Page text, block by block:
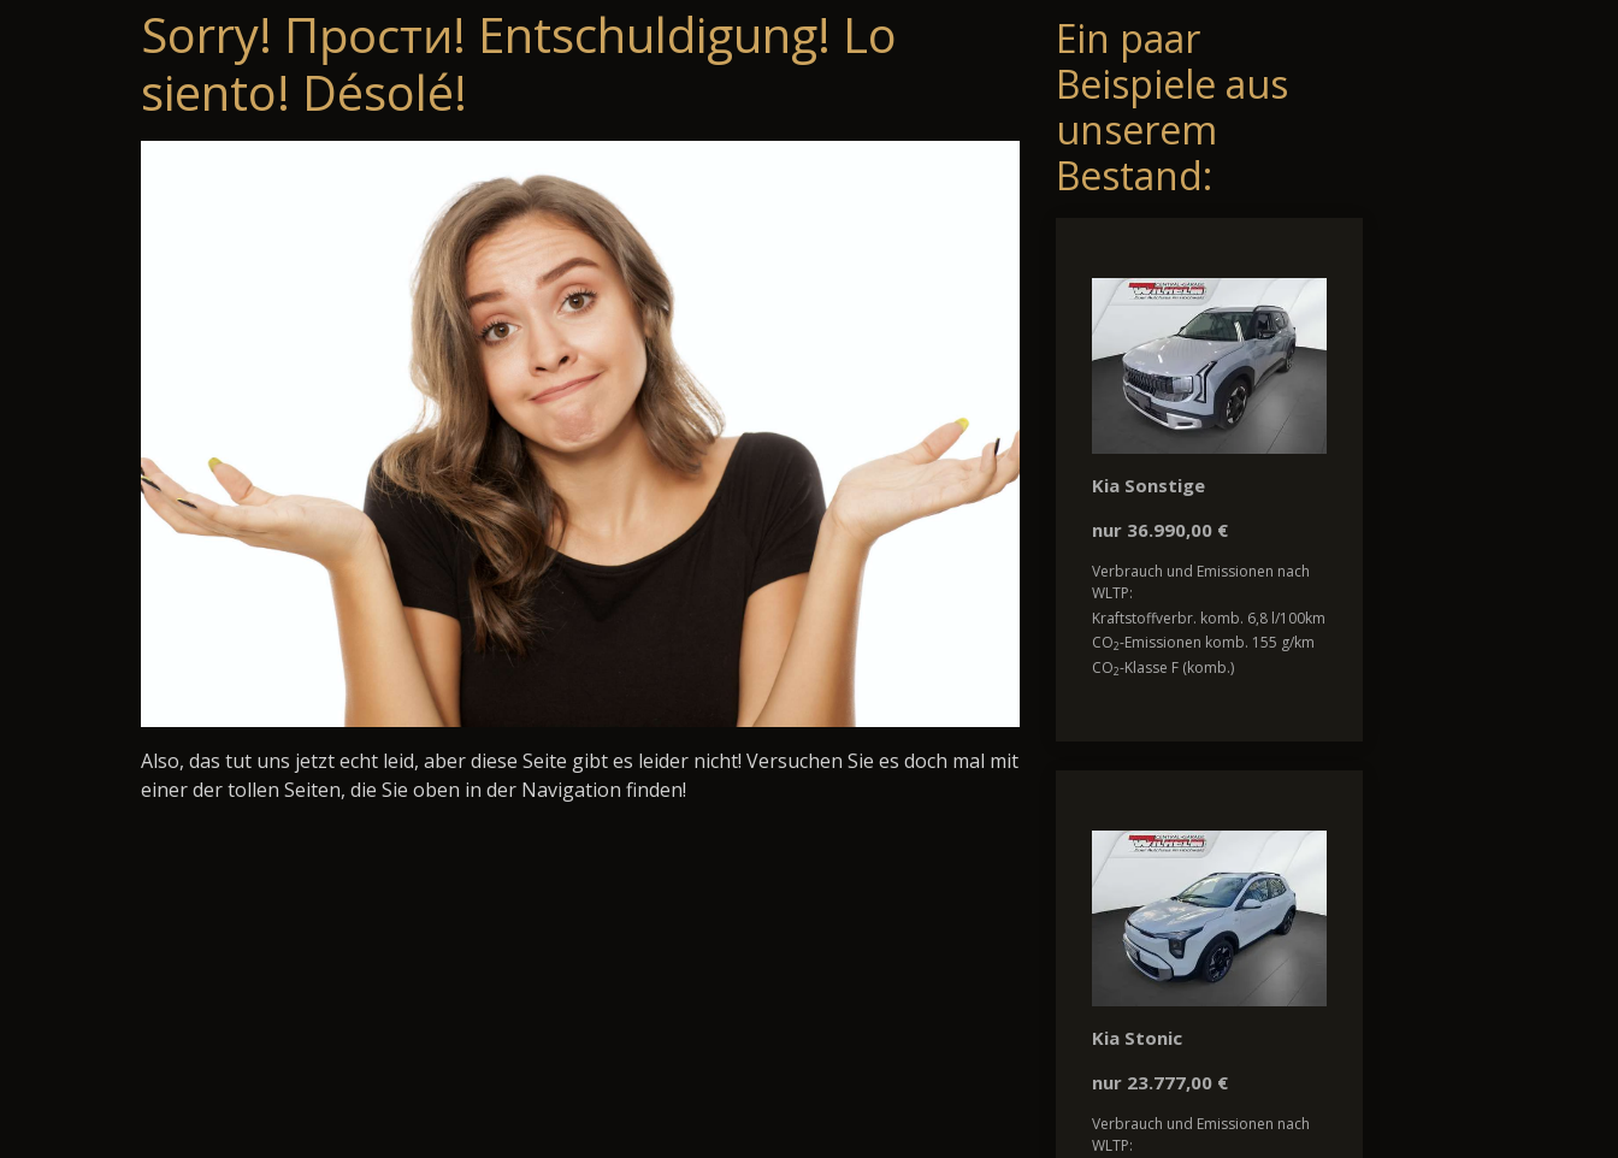
Sorry! Прости! Entschuldigung! Lo
siento! Désolé!
Also, das tut uns jetzt echt leid, aber diese Seite gibt es leider nicht! Versuchen Sie es doch mal mit
einer der tollen Seiten, die Sie oben in der Navigation finden!
Ein paar
Beispiele aus
unserem
Bestand:
Kia Sonstige
nur 36.990,00 €
Verbrauch und Emissionen nach
WLTP:
Kraftstoffverbr. komb. 6,8 l/100km
CO2-Emissionen komb. 155 g/km
CO2-Klasse F (komb.)
Kia Stonic
nur 23.777,00 €
Verbrauch und Emissionen nach
WLTP: